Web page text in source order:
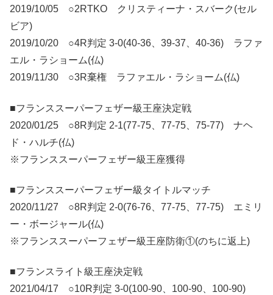
2019/10/05 ○2RTKO クリスティーナ・スバーク(セル
ビア)
2019/10/20 ○4R判定 3-0(40-36、39-37、40-36) ラファ
エル・ラショーム(仏)
2019/11/30 ○3R棄権 ラファエル・ラショーム(仏)
■フランススーパーフェザー級王座決定戦
2020/01/25 ○8R判定 2-1(77-75、77-75、75-77) ナヘ
ド・ハルチ(仏)
※フランススーパーフェザー級王座獲得
■フランススーパーフェザー級タイトルマッチ
2020/11/27 ○8R判定 2-0(76-76、77-75、77-75) エミリ
ー・ボージャール(仏)
※フランススーパーフェザー級王座防衛①(のちに返上)
■フランスライト級王座決定戦
2021/04/17 ○10R判定 3-0(100-90、100-90、100-90)